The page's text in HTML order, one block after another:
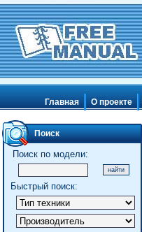
Главная О проекте
Поиск
Поиск по модели:
Быстрый поиск: